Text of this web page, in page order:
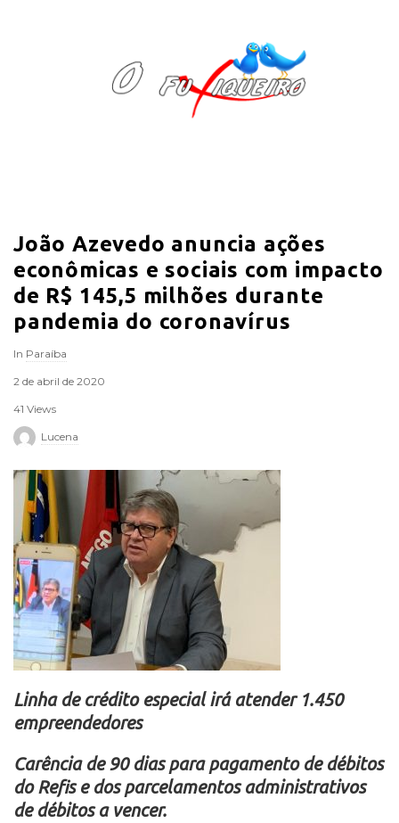
F
q
u
e
o
João Azevedo anuncia ações
econômicas e sociais com impacto
de R$ 145,5 milhões durante
pandemia do coronavírus
In Paraíba
2 de abril de 2020
41 Views
Lucena
Linha de crédito especial irá atender 1.450
empreendedores
Carência de 90 dias para pagamento de débitos
do Refis e dos parcelamentos administrativos
de débitos a vencer.